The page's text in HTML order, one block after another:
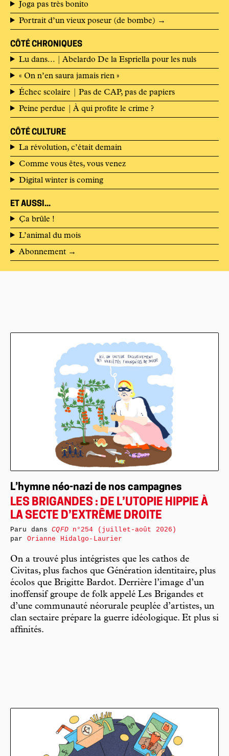
Joga pas très bonito
Portrait d’un vieux poseur (de bombe) →
CÔTÉ CHRONIQUES
Lu dans... | Abelardo De la Espriella pour les nuls
« On n’en saura jamais rien »
Échec scolaire | Pas de CAP, pas de papiers
Peine perdue | À qui profite le crime ?
CÔTÉ CULTURE
La révolution, c’était demain
Comme vous êtes, vous venez
Digital winter is coming
ET AUSSI...
Ça brûle !
L’animal du mois
Abonnement →
L’hymne néo-nazi de nos campagnes
LES BRIGANDES : DE L’UTOPIE HIPPIE À
LA SECTE D’EXTRÊME DROITE
Paru dansCQFDn°254 (juillet-août 2026)
par Orianne Hidalgo-Laurier
On a trouvé plus intégristes que les cathos de
Civitas, plus fachos que Génération identitaire, plus
écolos que Brigitte Bardot. Derrière l’image d’un
inoffensif groupe de folk appelé Les Brigandes et
d’une communauté néorurale peuplée d’artistes, un
clan sectaire prépare la guerre idéologique. Et plus si
affinités.